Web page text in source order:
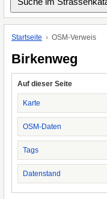
Startseite OSM-Verweis
Birkenweg
Auf dieser Seite
Karte
OSM-Daten
Tags
Datenstand